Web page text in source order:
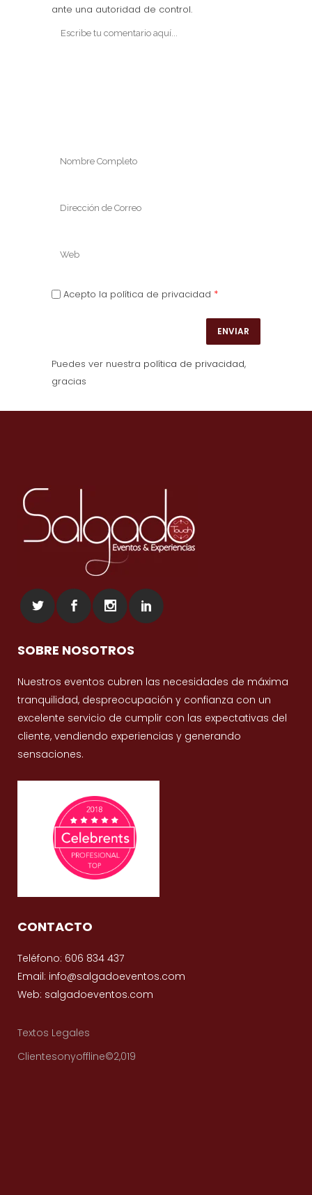
ante una autoridad de control.
Acepto la política de privacidad *
Puedes ver nuestra política de privacidad,
gracias
SOBRE NOSOTROS
Nuestros eventos cubren las necesidades de máxima
tranquilidad, despreocupación y confianza con un
excelente servicio de cumplir con las expectativas del
cliente, vendiendo experiencias y generando
sensaciones.
CONTACTO
Teléfono: 606 834 437
Email: info@salgadoeventos.com
Web: salgadoeventos.com
Textos Legales
Clientesonyoffline©2,019